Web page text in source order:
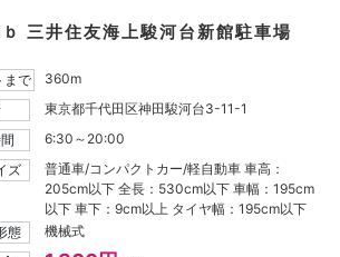
三井住友海上駿河台新館駐車場
まで
360m
東京都千代田区神田駿河台3-11-1
6:30～20:00
ズ
普通車/コンパクトカー/軽自動車 車高：
205cm以下 全長：530cm以下 車幅：195cm
以下 車下：9cm以上 タイヤ幅：195cm以下
態
機械式